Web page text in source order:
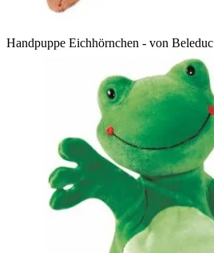
Handpuppe Eichhörnchen - von Beleduc